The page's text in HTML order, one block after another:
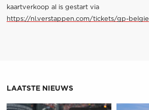
kaartverkoop al is gestart via
https://nl.verstappen.com/tickets/gp-belgie
LAATSTE NIEUWS